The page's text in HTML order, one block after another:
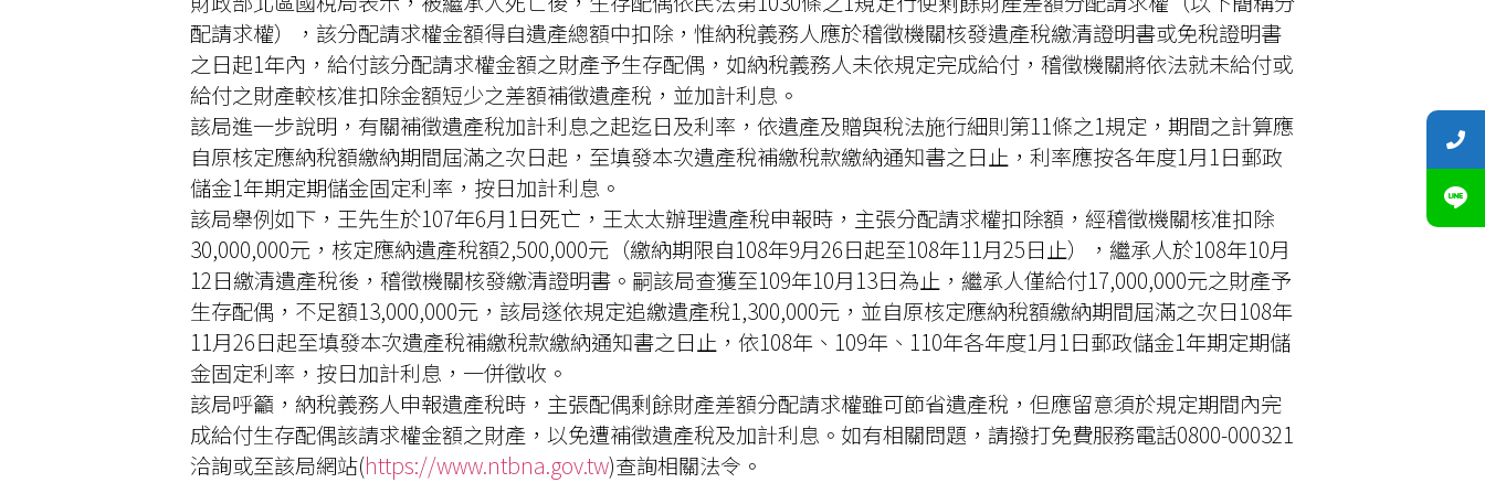
配請求權），該分配請求權金額得自遺產總額中扣除，惟納稅義務人應於稽徵機關核發遺產稅繳清證明書或免稅證明書
之日起1年內，給付該分配請求權金額之財產予生存配偶，如納稅義務人未依規定完成給付，稽徵機關將依法就未給付或
給付之財產較核准扣除金額短少之差額補徵遺產稅，並加計利息。
該局進一步說明，有關補徵遺產稅加計利息之起迄日及利率，依遺產及贈與稅法施行細則第11條之1規定，期間之計算應
自原核定應納稅額繳納期間屆滿之次日起，至填發本次遺產稅補繳稅款繳納通知書之日止，利率應按各年度1月1日郵政
儲金1年期定期儲金固定利率，按日加計利息。
該局舉例如下，王先生於107年6月1日死亡，王太太辦理遺產稅申報時，主張分配請求權扣除額，經稽徵機關核准扣除
30,000,000元，核定應納遺產稅額2,500,000元（繳納期限自108年9月26日起至108年11月25日止），繼承人於108年10月
12日繳清遺產稅後，稽徵機關核發繳清證明書。嗣該局查獲至109年10月13日為止，繼承人僅給付17,000,000元之財產予
生存配偶，不足額13,000,000元，該局遂依規定追繳遺產稅1,300,000元，並自原核定應納稅額繳納期間屆滿之次日108年
11月26日起至填發本次遺產稅補繳稅款繳納通知書之日止，依108年、109年、110年各年度1月1日郵政儲金1年期定期儲
金固定利率，按日加計利息，一併徵收。
該局呼籲，納稅義務人申報遺產稅時，主張配偶剩餘財產差額分配請求權雖可節省遺產稅，但應留意須於規定期間內完
成給付生存配偶該請求權金額之財產，以免遭補徵遺產稅及加計利息。如有相關問題，請撥打免費服務電話0800-000321
洽詢或至該局網站(https://www.ntbna.gov.tw)查詢相關法令。